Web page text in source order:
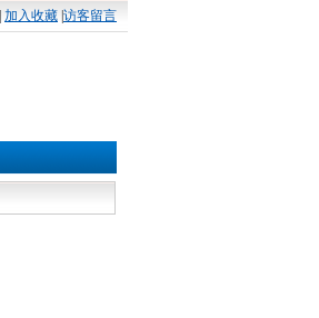
加入收藏 访客留言